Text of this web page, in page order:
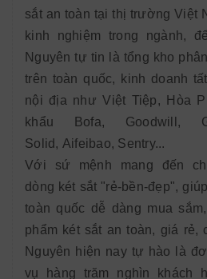
sắt an toàn tại thị trường Việt
kinh nghiệm trong ngành,
Nguyên tự tin là tổng kho
trên toàn quốc, kinh doanh
nội địa như Việt Tiệp, Hòa
khẩu Bofa, Goodwill,
Solid, Aifeibao, Sentry...
Với sứ mệnh mang đến
dòng két sắt "rẻ-bền-đẹp",
toàn quốc dễ dàng mua
phẩm két sắt an toàn, giá rẻ,
Nguyên hiện nay tự hào là
vụ hàng trăm nghìn khách